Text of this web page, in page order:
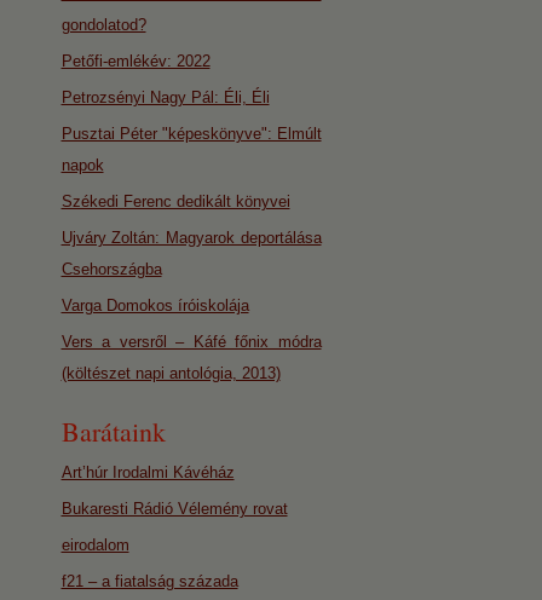
gondolatod?
Petőfi-emlékév: 2022
Petrozsényi Nagy Pál: Éli, Éli
Pusztai Péter "képeskönyve": Elmúlt
napok
Székedi Ferenc dedikált könyvei
Ujváry Zoltán: Magyarok deportálása
Csehországba
Varga Domokos íróiskolája
Vers a versről – Káfé főnix módra
(költészet napi antológia, 2013)
Barátaink
Art’húr Irodalmi Kávéház
Bukaresti Rádió Vélemény rovat
eirodalom
f21 – a fiatalság százada